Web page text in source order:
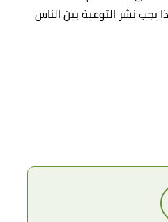
يجب نشر التوعية بين الناس